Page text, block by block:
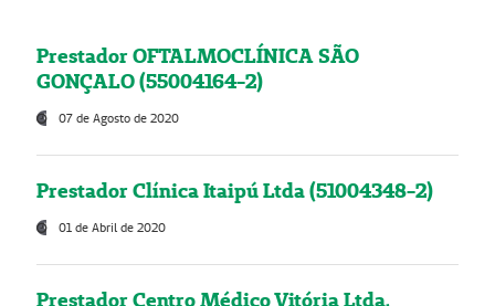
Prestador OFTALMOCLÍNICA SÃO
GONÇALO (55004164-2)
07 de Agosto de 2020
Prestador Clínica Itaipú Ltda (51004348-2)
01 de Abril de 2020
Prestador Centro Médico Vitória Ltda,